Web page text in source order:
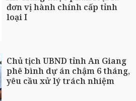
đơn vị hành chính cấp tỉnh
loại I
Chủ tịch UBND tỉnh An Giang
phê bình dự án chậm 6 tháng,
yêu cầu xử lý trách nhiệm